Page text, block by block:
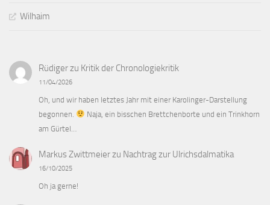
Wilhaim
Rüdigerzu Kritik der Chronologiekritik
11/04/2026
Oh, und wir haben letztes Jahr mit einer Karolinger-Darstellung
begonnen.
Naja, ein bisschen Brettchenborte und ein Trinkhorn
am Gürtel…
Markus Zwittmeierzu Nachtrag zur Ulrichsdalmatika
16/10/2025
Oh ja gerne!